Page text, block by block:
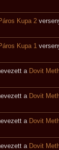
Kupa 2
Kupa 1
a Dovit
a Dovit
a Dovit
a Dovit